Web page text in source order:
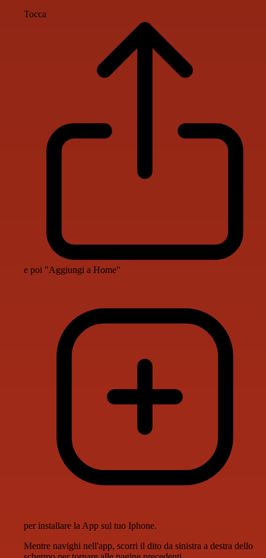
Tocca
e poi "Aggiungi a Home"
per installare la App sul tuo Iphone.
Mentre navighi nell'app, scorri il dito da sinistra a destra dello